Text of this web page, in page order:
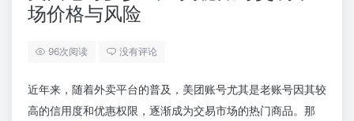
场价格与风险
96次阅读 没有评论
近年来，随着外卖平台的普及，美团账号尤其是老账号因其较
高的信用度和优惠权限，逐渐成为交易市场的热门商品。那